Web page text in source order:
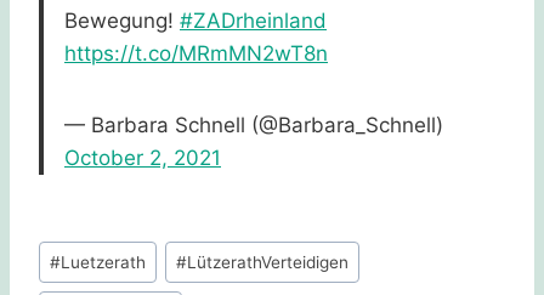
Bewegung! #ZADrheinland
https://t.co/MRmMN2wT8n
— Barbara Schnell (@Barbara_Schnell)
October 2, 2021
Schlagworte:
#Luetzerath #LützerathVerteidigen